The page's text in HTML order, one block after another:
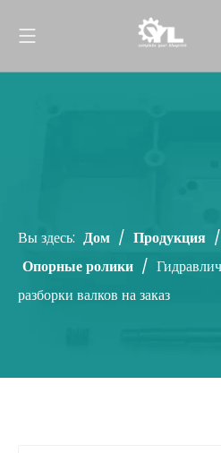
Вы здесь: Дом / Продукция /
Опорные ролики /
разборки валков на заказ